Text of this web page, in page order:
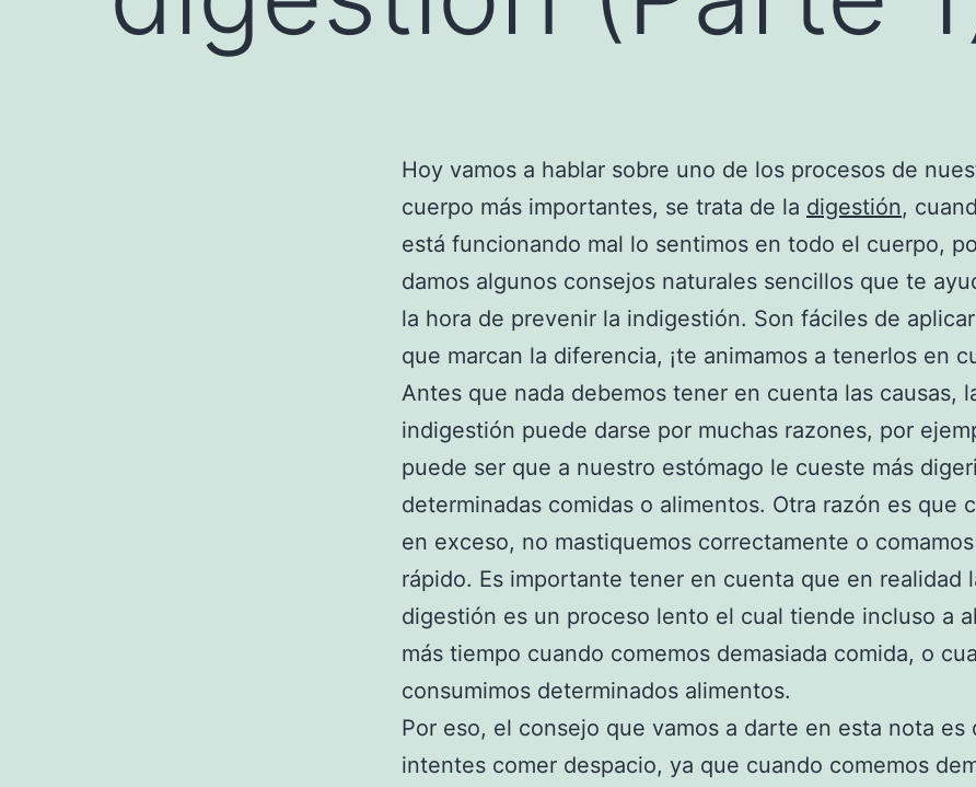
Hoy vamos a hablar sobre uno de los procesos de
cuerpo más importantes, se trata de la digestión,
está funcionando mal lo sentimos en todo el cuerpo,
damos algunos consejos naturales sencillos que te
la hora de prevenir la indigestión. Son fáciles de
que marcan la diferencia, ¡te animamos a tenerlos en
Antes que nada debemos tener en cuenta las causas,
indigestión puede darse por muchas razones, por
puede ser que a nuestro estómago le cueste más
determinadas comidas o alimentos. Otra razón es que
en exceso, no mastiquemos correctamente o
rápido. Es importante tener en cuenta que en realidad
digestión es un proceso lento el cual tiende incluso a
más tiempo cuando comemos demasiada comida, o
consumimos determinados alimentos.
Por eso, el consejo que vamos a darte en esta nota es
intentes comer despacio, ya que cuando comemos